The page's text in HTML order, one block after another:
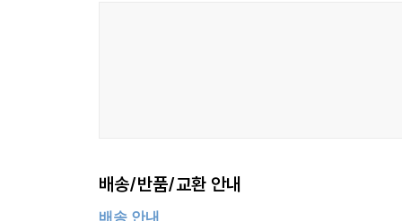
배송/반품/교환 안내
배송 안내